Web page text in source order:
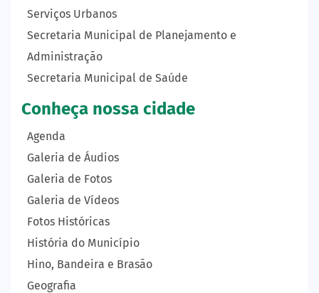
Serviços Urbanos
Secretaria Municipal de Planejamento e
Administração
Secretaria Municipal de Saúde
Conheça nossa cidade
Agenda
Galeria de Áudios
Galeria de Fotos
Galeria de Vídeos
Fotos Históricas
História do Município
Hino, Bandeira e Brasão
Geografia